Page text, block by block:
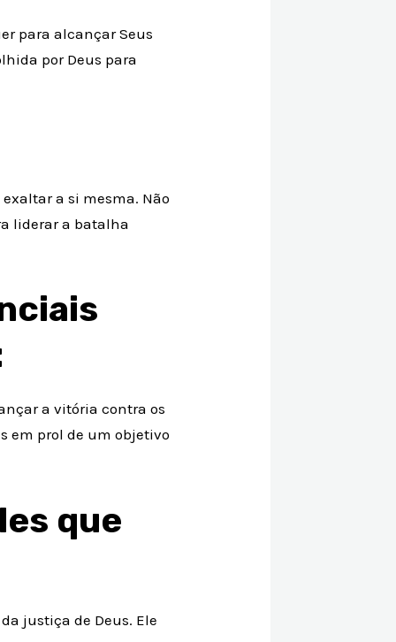
para alcançar Seus
por Deus para
a si mesma. Não
liderar a batalha
a vitória contra os
em prol de um objetivo
que
justiça de Deus. Ele